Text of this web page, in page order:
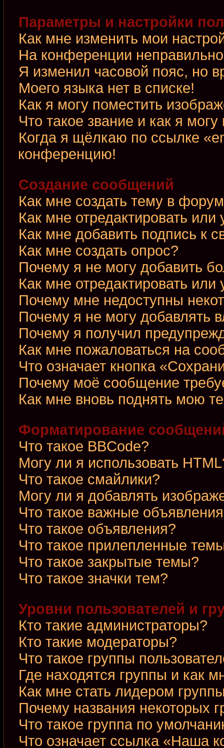
Параметры и настройки
Как мне изменить мои
На конференции
Я изменил часовой пояс, но
Моего языка нет в списке!
Как я могу поместить
Что такое звание и как я могу
Когда я щёлкаю по ссылке
конференцию!
Создание сообщений
Как мне создать тему в
Как мне отредактировать
Как мне добавить подпись к
Как мне создать опрос?
Почему я не могу добавить
Как мне отредактировать или
Почему мне недоступны
Почему я не могу добавлять
Почему я получил
Как мне пожаловаться на
Что означает кнопка
Почему моё сообщение
Как мне вновь поднять мою
Форматирование
Что такое BBCode?
Могу ли я использовать
Что такое смайлики?
Могу ли я добавлять
Что такое важные
Что такое объявления?
Что такое прилепленные
Что такое закрытые темы?
Что такое значки тем?
Уровни пользователей и
Кто такие администраторы?
Кто такие модераторы?
Что такое группы
Где находятся группы и как
Как мне стать лидером
Почему названия некоторых
Что такое группа по
Что означает ссылка «Наша